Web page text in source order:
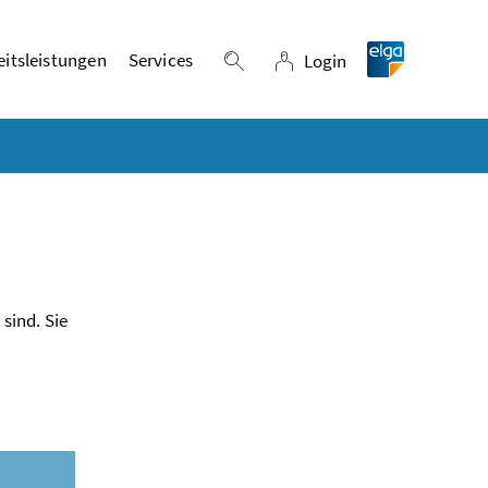
Services Suche einblenden
Login
Login
Sie